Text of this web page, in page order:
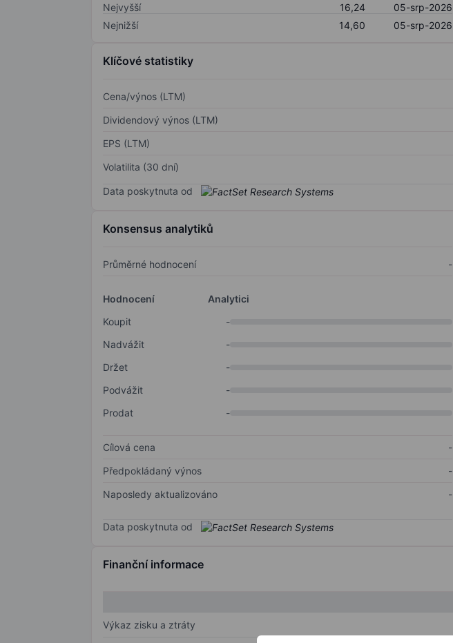
Nejvyšší
16,24
05-srp-2026
Nejnižší
14,60 05-srp-2026
Klíčové statistiky
Cena/výnos (LTM)
Dividendový výnos (LTM)
EPS (LTM)
Volatilita (30 dní)
Data poskytnuta od
Konsensus analytiků
Průměrné hodnocení -
Hodnocení
Analytici
Koupit
-
Nadvážit
-
Držet
-
Podvážit
-
Prodat
-
Cílová cena
-
Předpokládaný výnos
-
Naposledy aktualizováno
-
Data poskytnuta od
Finanční informace
Výkaz zisku a ztráty